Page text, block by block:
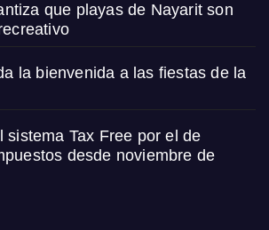
que playas de Nayarit son
la bienvenida a las fiestas de la
sistema Tax Free por el de
desde noviembre de